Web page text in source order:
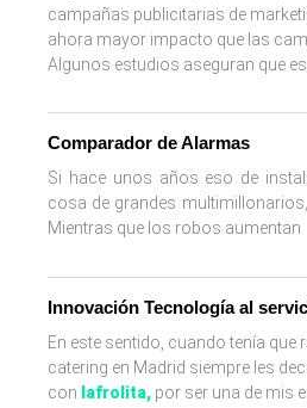
campañas publicitarias de
ahora mayor impacto que las
Algunos estudios aseguran que
Comparador de Alarmas
Si hace unos años eso de
cosa de grandes
Mientras que los robos aumentan
Innovación Tecnología al
En este sentido, cuando tenía
catering en Madrid siempre les
con lafrolita, por ser una de mis